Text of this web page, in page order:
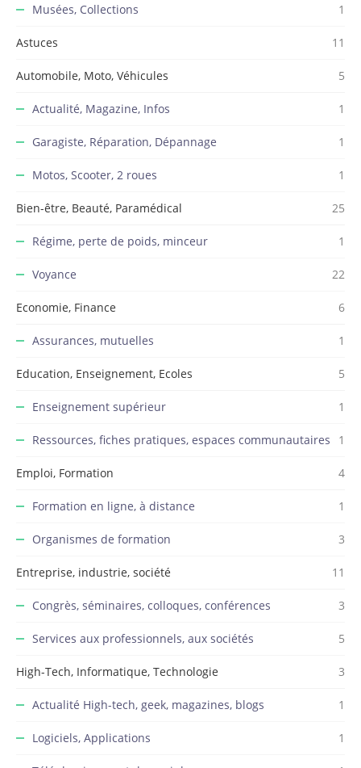
Musées, Collections 1
Astuces 11
Automobile, Moto, Véhicules 5
Actualité, Magazine, Infos 1
Garagiste, Réparation, Dépannage 1
Motos, Scooter, 2 roues 1
Bien-être, Beauté, Paramédical 25
Régime, perte de poids, minceur 1
Voyance 22
Economie, Finance 6
Assurances, mutuelles 1
Education, Enseignement, Ecoles 5
Enseignement supérieur 1
Ressources, fiches pratiques, espaces communautaires 1
Emploi, Formation 4
Formation en ligne, à distance 1
Organismes de formation 3
Entreprise, industrie, société 11
Congrès, séminaires, colloques, conférences 3
Services aux professionnels, aux sociétés 5
High-Tech, Informatique, Technologie 3
Actualité High-tech, geek, magazines, blogs 1
Logiciels, Applications 1